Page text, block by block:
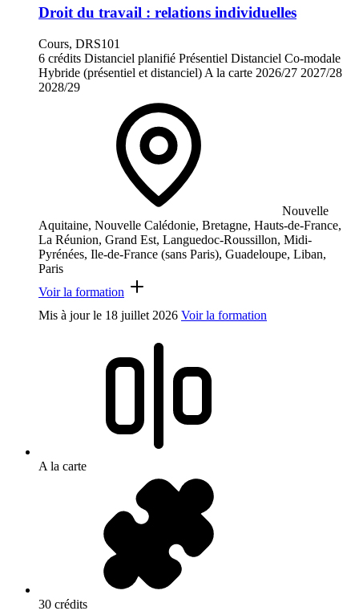
Droit du travail : relations individuelles
Cours, DRS101
6 crédits Distanciel planifié Présentiel Distanciel Co-modale
Hybride (présentiel et distanciel) A la carte 2026/27 2027/28
2028/29
Nouvelle
Aquitaine, Nouvelle Calédonie, Bretagne, Hauts-de-France,
La Réunion, Grand Est, Languedoc-Roussillon, Midi-
Pyrénées, Ile-de-France (sans Paris), Guadeloupe, Liban,
Paris
Voir la formation
Mis à jour le 18 juillet 2026 Voir la formation
A la carte
30 crédits